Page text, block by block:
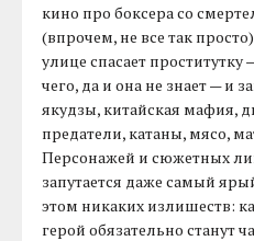
кино про боксера со
(впрочем, не все так
улице спасает проститутку
чего, да и она не знает — и
якудзы, китайская мафия,
предатели, катаны, мясо,
Персонажей и сюжетных
запутается даже самый
этом никаких излишеств:
герой обязательно станут